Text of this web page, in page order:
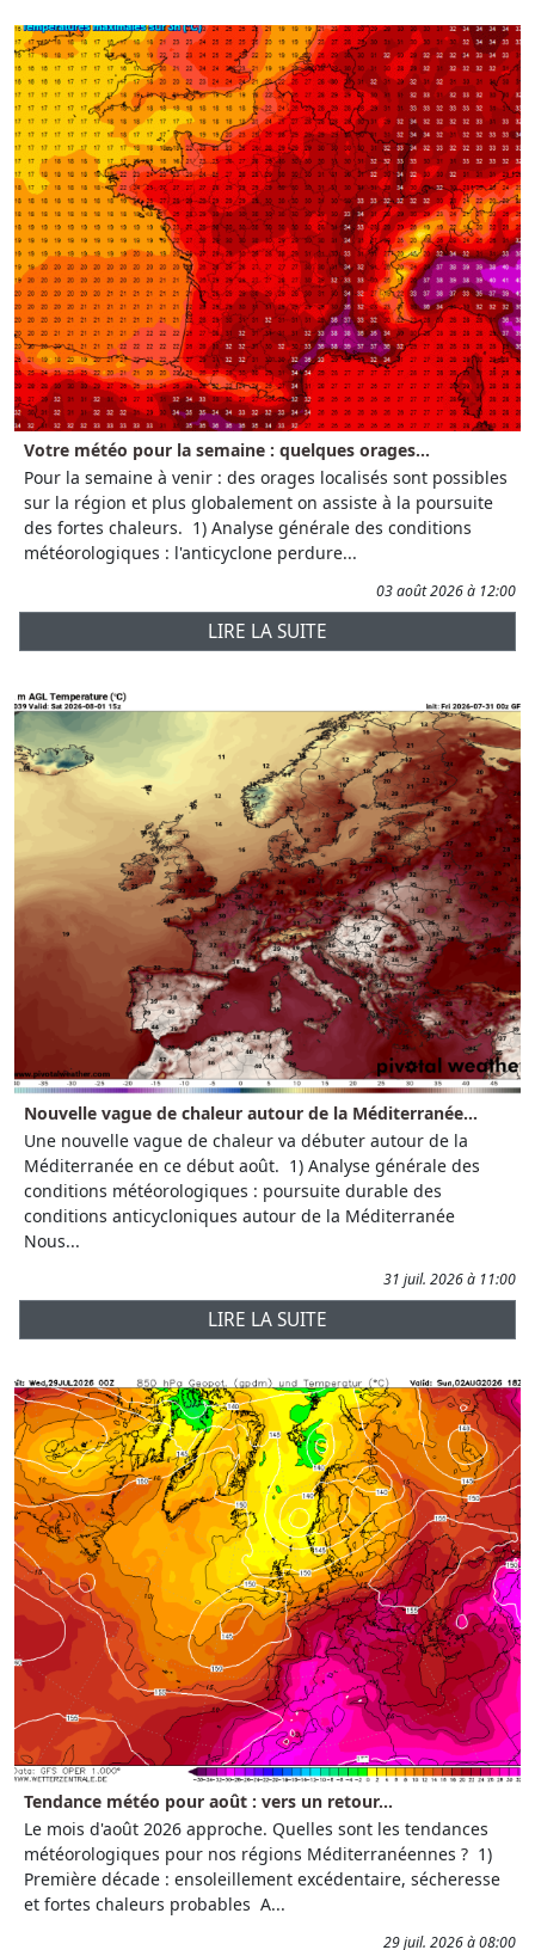
Votre météo pour la semaine : quelques orages...
Pour la semaine à venir : des orages localisés sont possibles
sur la région et plus globalement on assiste à la poursuite
des fortes chaleurs. 1) Analyse générale des conditions
météorologiques : l'anticyclone perdure...
03 août 2026 à 12:00
LIRE LA SUITE
Nouvelle vague de chaleur autour de la Méditerranée...
Une nouvelle vague de chaleur va débuter autour de la
Méditerranée en ce début août. 1) Analyse générale des
conditions météorologiques : poursuite durable des
conditions anticycloniques autour de la Méditerranée
Nous...
31 juil. 2026 à 11:00
LIRE LA SUITE
Tendance météo pour août : vers un retour...
Le mois d'août 2026 approche. Quelles sont les tendances
météorologiques pour nos régions Méditerranéennes ? 1)
Première décade : ensoleillement excédentaire, sécheresse
et fortes chaleurs probables A...
29 juil. 2026 à 08:00